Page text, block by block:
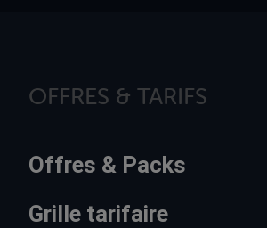
OFFRES & TARIFS
Offres & Packs
Grille tarifaire